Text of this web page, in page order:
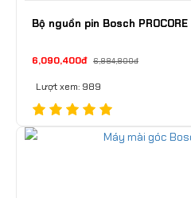
Bộ nguồn pin Bosch
6,090,400đ 6,884,800đ
Lượt xem: 989